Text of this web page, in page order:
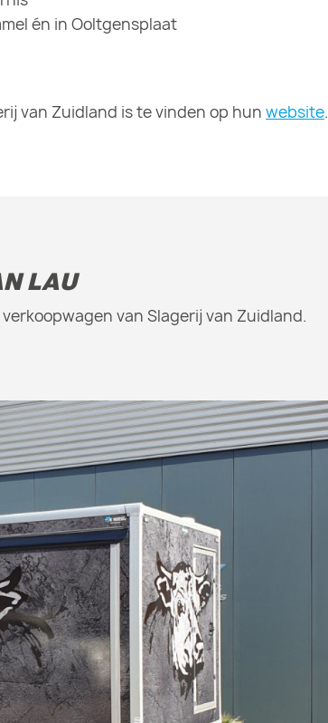
én in Ooltgensplaat
van Zuidland is te vinden op hun website.
LAU
van Slagerij van Zuidland.